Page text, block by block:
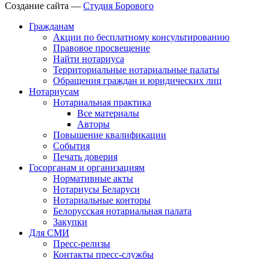
Создание сайта — Студия Борового
Гражданам
Акции по бесплатному консультированию
Правовое просвещение
Найти нотариуса
Территориальные нотариальные палаты
Обращения граждан и юридических лиц
Нотариусам
Нотариальная практика
Все материалы
Авторы
Повышение квалификации
События
Печать доверия
Госорганам и организациям
Нормативные акты
Нотариусы Беларуси
Нотариальные конторы
Белорусская нотариальная палата
Закупки
Для СМИ
Пресс-релизы
Контакты пресс-службы